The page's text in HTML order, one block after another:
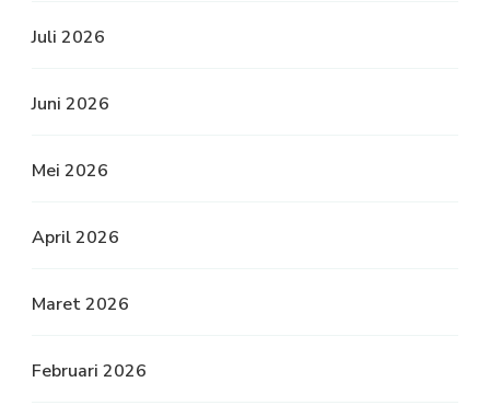
Juli 2026
Juni 2026
Mei 2026
April 2026
Maret 2026
Februari 2026